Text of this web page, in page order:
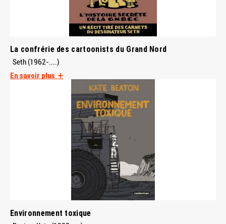
La confrérie des cartoonists du Grand Nord
Seth (1962-....)
En savoir plus
Environnement toxique